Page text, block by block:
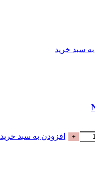
به سبد خرید
افزودن به سبد خرید